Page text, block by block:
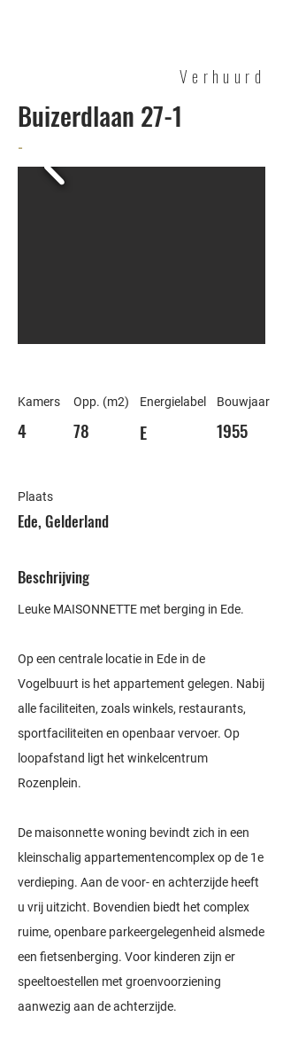
Verhuurd
Buizerdlaan 27-1
-
Kamers Opp. (m2) Energielabel
4 78 E
Bouwjaar
1955
Plaats
Ede, Gelderland
Beschrijving
Leuke MAISONNETTE met berging in Ede.
Op een centrale locatie in Ede in de
Vogelbuurt is het appartement gelegen. Nabij
alle faciliteiten, zoals winkels, restaurants,
sportfaciliteiten en openbaar vervoer. Op
loopafstand ligt het winkelcentrum
Rozenplein.
De maisonnette woning bevindt zich in een
kleinschalig appartementencomplex op de 1e
verdieping. Aan de voor- en achterzijde heeft
u vrij uitzicht. Bovendien biedt het complex
ruime, openbare parkeergelegenheid alsmede
een fietsenberging. Voor kinderen zijn er
speeltoestellen met groenvoorziening
aanwezig aan de achterzijde.